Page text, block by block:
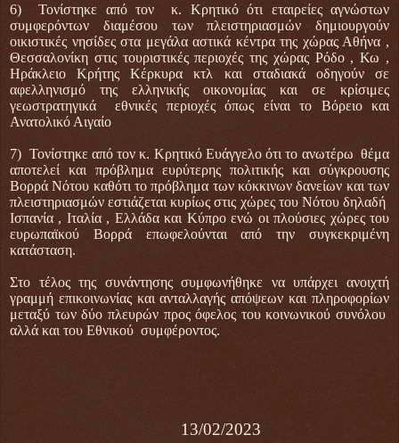
6) Τονίστηκε από τον κ. Κρητικό ότι εταιρείες αγνώστων
συμφερόντων διαμέσου των πλειστηριασμών δημιουργούν
οικιστικές νησίδες στα μεγάλα αστικά κέντρα της χώρας Αθήνα ,
Θεσσαλονίκη στις τουριστικές περιοχές της χώρας Ρόδο , Κω ,
Ηράκλειο Κρήτης Κέρκυρα κτλ και σταδιακά οδηγούν σε
αφελληνισμό της ελληνικής οικονομίας και σε κρίσιμες
γεωστρατηγικά εθνικές περιοχές όπως είναι το Βόρειο και
Ανατολικό Αιγαίο
7) Τονίστηκε από τον κ. Κρητικό Ευάγγελο ότι το ανωτέρω θέμα
αποτελεί και πρόβλημα ευρύτερης πολιτικής και σύγκρουσης
Βορρά Νότου καθότι το πρόβλημα των κόκκινων δανείων και των
πλειστηριασμών εστιάζεται κυρίως στις χώρες του Νότου δηλαδή
Ισπανία , Ιταλία , Ελλάδα και Κύπρο ενώ οι πλούσιες χώρες του
ευρωπαϊκού Βορρά επωφελούνται από την συγκεκριμένη
κατάσταση.
Στο τέλος της συνάντησης συμφωνήθηκε να υπάρχει ανοιχτή
γραμμή επικοινωνίας και ανταλλαγής απόψεων και πληροφορίων
μεταξύ των δύο πλευρών προς όφελος του κοινωνικού συνόλου
αλλά και του Εθνικού συμφέροντος.
13/02/2023